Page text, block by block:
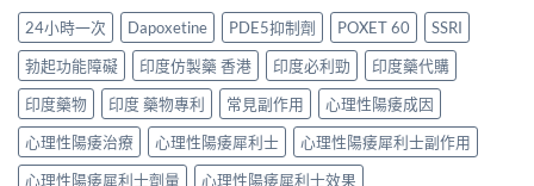
效
消
退
的
全
過
程〉
中
性
福
的
真
實
歷
程〉
中
確
用
法
全
解
析：
藥
析：
西
地
那
非
+
達
泊
肌
痠
痛
副
作
用
解
析：
24小時一次 Dapoxetine PDE5抑制劑 POXET 60
SSRI
勃起功能障礙
印度仿製藥 香港 印度必利勁
印度藥代購
印度藥物
印度 藥物專利 常見副作用
心理性陽痿成因
心理性陽痿治療
心理性陽痿犀利士
心理性陽痿犀利士副作用
心理性陽痿犀利士劑量
心理性陽痿犀利士效果